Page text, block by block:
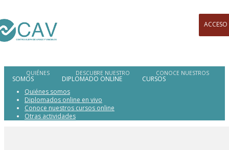
ACCESO
SOMOS DIPLOMADO ONLINE
CURSOS
Quiénes somos
Diplomados online en vivo
Conoce nuestros cursos online
Otras actividades